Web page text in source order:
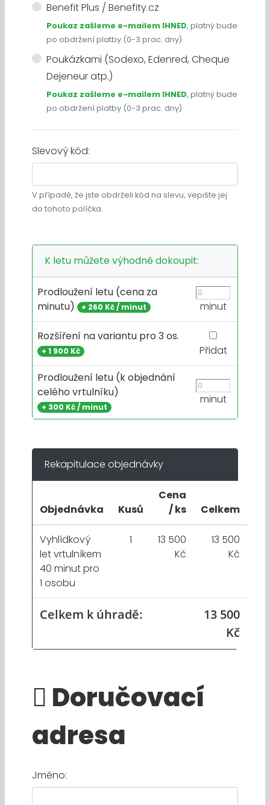
Benefit Plus / Benefity.cz
Poukaz zašleme e-mailem IHNED, platný bude
po obdržení platby (0-3 prac. dny)
Poukázkami (Sodexo, Edenred, Cheque
Dejeneur atp.)
Poukaz zašleme e-mailem IHNED, platný bude
po obdržení platby (0-3 prac. dny)
Slevový kód:
V případě, že jste obdrželi kód na slevu, vepište jej
do tohoto políčka.
K letu můžete výhodně dokoupit:
Prodloužení letu (cena za
minutu)
+ 260 Kč / minut minut
Rozšíření na variantu pro 3 os.
+1 900 Kč
Přidat
Prodloužení letu (k objednání
celého vrtulníku)
+ 300 Kč / minut
minut
Rekapitulace objednávky
Objednávka Kusů
Cena
/ ks
Celkem
Vyhlídkový
let vrtulníkem
40 minut pro
1 osobu
1
13 500
Kč
13 500
Kč
Celkem k úhradě:
13 500
Kč
Doručovací
adresa
Jméno: